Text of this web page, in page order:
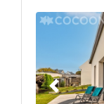
Précédent